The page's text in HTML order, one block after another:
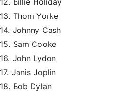
12. Billie Holiday
13. Thom Yorke
14. Johnny Cash
15. Sam Cooke
16. John Lydon
17. Janis Joplin
18. Bob Dylan